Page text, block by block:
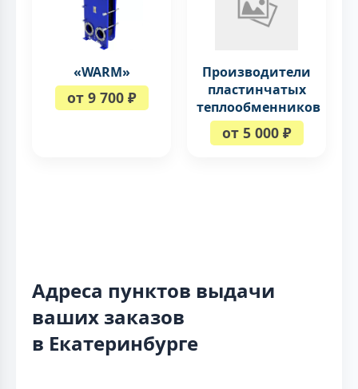
«WARM»
от 9 700 ₽
Производители
пластинчатых
теплообменников
от 5 000 ₽
Адреса пунктов выдачи
ваших заказов
в Екатеринбурге